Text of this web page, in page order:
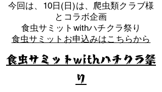
​今回は、10日(日)は、爬虫類クラブ様
とコラボ企画
​食虫サミットwithハチクラ祭り
食虫サミットお申込みはこちらから
食虫サミットwithハチクラ祭
り